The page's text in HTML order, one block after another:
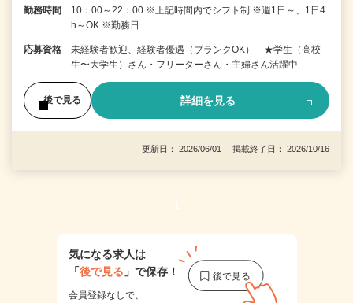
勤務時間
10：00～22：00 ※上記時間内でシフト制 ※週1日～、1日4
h～OK ※勤務日…
応募資格
未経験者歓迎、経験者優遇（ブランクOK） ★学生（高校
生〜大学生）さん・フリーターさん・主婦さん活躍中
後で見る 詳細を見る
更新日： 2026/06/01 掲載終了日： 2026/10/16
1
気になる求人は
「後で見る 」で保存！
会員登録なしで、